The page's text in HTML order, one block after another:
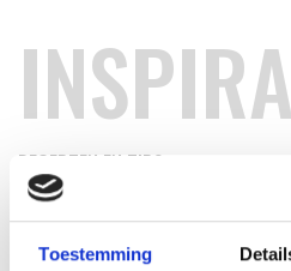
Toestemming
RECEPTEN EN TIPS
VAN ONZE GRILL MASTERS